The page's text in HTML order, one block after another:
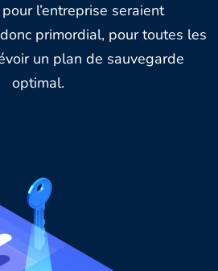
l’entreprise seraient
primordial, pour toutes les
un plan de sauvegarde
optimal.